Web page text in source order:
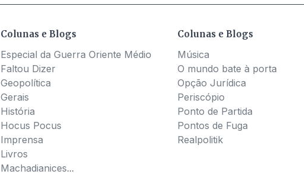
Colunas e Blogs
Especial da Guerra Oriente Médio
Faltou Dizer
Geopolítica
Gerais
História
Hocus Pocus
Imprensa
Livros
Machadianices...
Colunas e Blogs
Música
O mundo bate à porta
Opção Jurídica
Periscópio
Ponto de Partida
Pontos de Fuga
Realpolitik